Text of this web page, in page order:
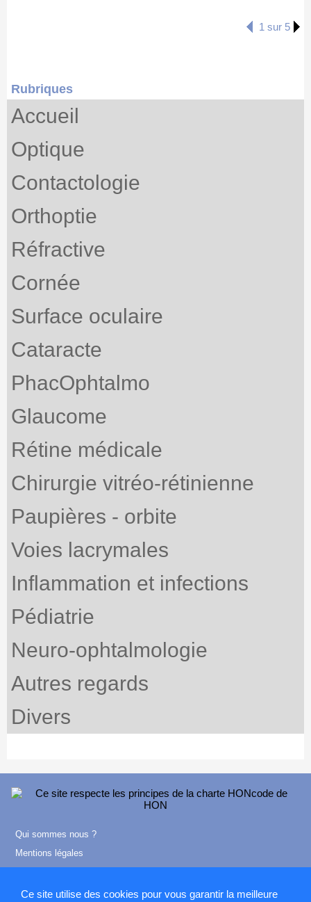
Ce site utilise des cookies pour vous garantir la meilleure
1 sur 5
Rubriques
Accueil
Optique
Contactologie
Orthoptie
Réfractive
Cornée
Surface oculaire
Cataracte
PhacOphtalmo
Glaucome
Rétine médicale
Chirurgie vitréo-rétinienne
Paupières - orbite
Voies lacrymales
Inflammation et infections
Pédiatrie
Neuro-ophtalmologie
Autres regards
Divers
Qui sommes nous ?
Mentions légales